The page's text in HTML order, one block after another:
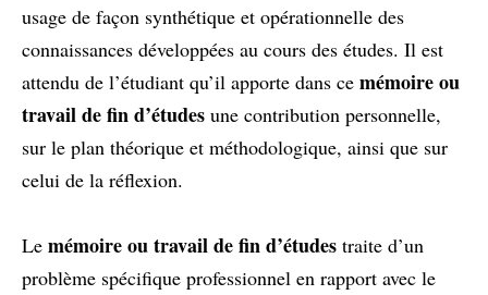
usage de façon synthétique et opérationnelle des
connaissances développées au cours des études. Il est
attendu de l’étudiant qu’il apporte dans ce mémoire ou
travail de fin d’études une contribution personnelle,
sur le plan théorique et méthodologique, ainsi que sur
celui de la réflexion.
Le mémoire ou travail de fin d’études traite d’un
problème spécifique professionnel en rapport avec le